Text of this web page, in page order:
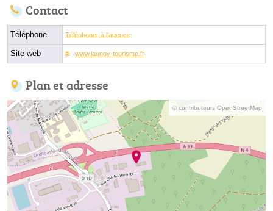
Contact
Téléphone Téléphoner à l'agence
Site web www.launoy-tourisme.fr
Plan et adresse
© contributeurs OpenStreetMap